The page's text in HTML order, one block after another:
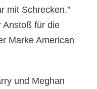
mit Schrecken.”
Anstoß für die
Marke American
und Meghan